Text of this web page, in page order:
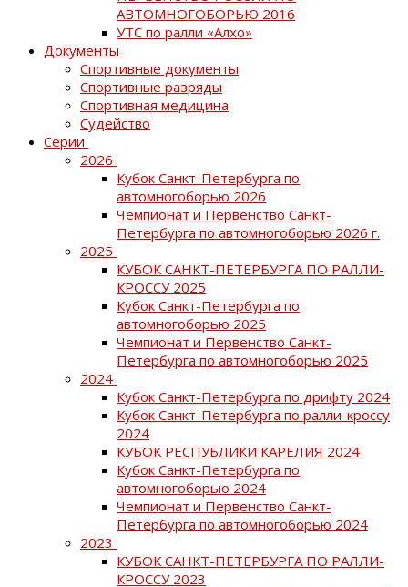
АВТОМНОГОБОРЬЮ 2016
УТС по ралли «Алхо»
Документы
Спортивные документы
Спортивные разряды
Спортивная медицина
Судейство
Серии
2026
Кубок Санкт-Петербурга по
автомногоборью 2026
Чемпионат и Первенство Санкт-
Петербурга по автомногоборью 2026 г.
2025
КУБОК САНКТ-ПЕТЕРБУРГА ПО РАЛЛИ-
КРОССУ 2025
Кубок Санкт-Петербурга по
автомногоборью 2025
Чемпионат и Первенство Санкт-
Петербурга по автомногоборью 2025
2024
Кубок Санкт-Петербурга по дрифту 2024
Кубок Санкт-Петербурга по ралли-кроссу
2024
КУБОК РЕСПУБЛИКИ КАРЕЛИЯ 2024
Кубок Санкт-Петербурга по
автомногоборью 2024
Чемпионат и Первенство Санкт-
Петербурга по автомногоборью 2024
2023
КУБОК САНКТ-ПЕТЕРБУРГА ПО РАЛЛИ-
КРОССУ 2023